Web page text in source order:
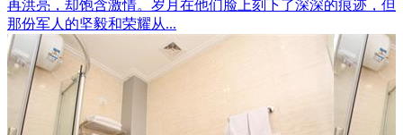
再洪亮，却饱含激情。岁月在他们脸上刻下了深深的痕迹，但
那份军人的坚毅和荣耀从...